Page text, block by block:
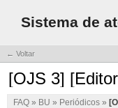
Sistema de
← Voltar
[OJS 3]
FAQ » BU » Periódicos »